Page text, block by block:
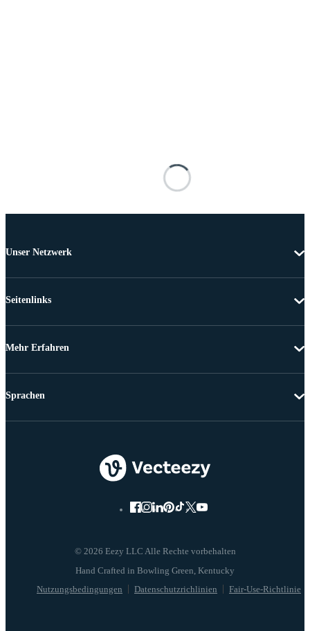
Unser Netzwerk
Seitenlinks
Mehr Erfahren
© 2026 Eezy LLC Alle Rechte vorbehalten
Nutzungsbedingungen Datenschutzrichlinien Fair-Use-Richtlinie
Sprachen